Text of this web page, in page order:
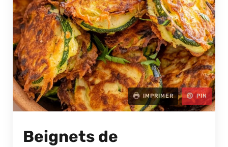
IMPRIMER PIN
Beignets de